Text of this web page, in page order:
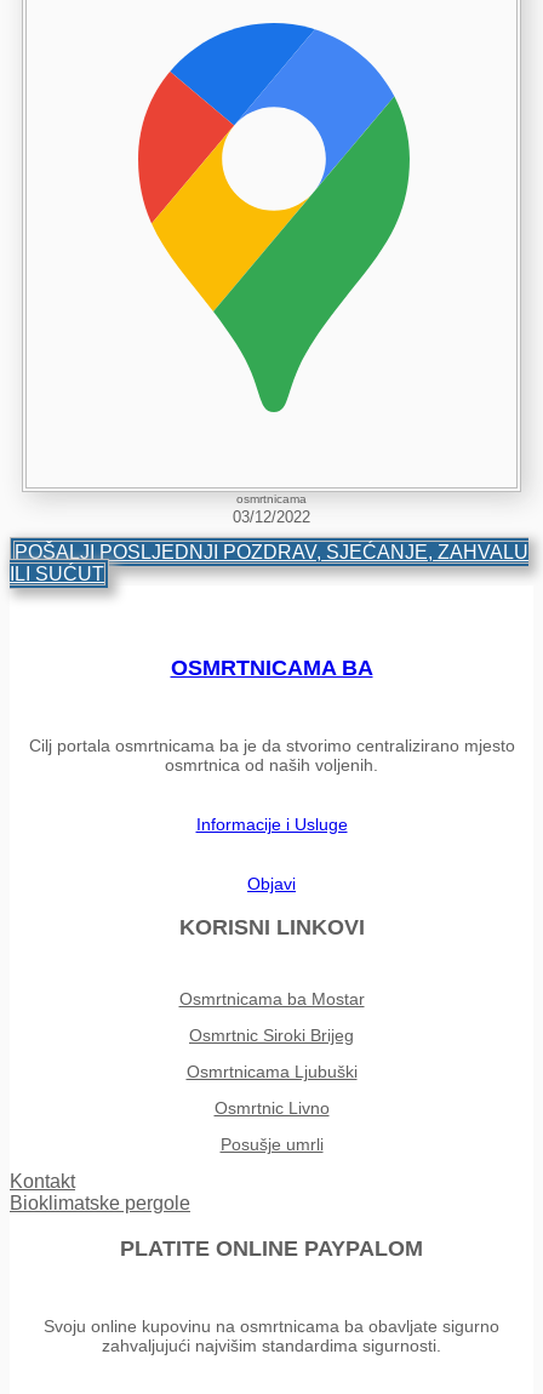
osmrtnicama
03/12/2022
POŠALJI POSLJEDNJI POZDRAV, SJEĆANJE, ZAHVALU
ILI SUĆUT
OSMRTNICAMA BA
Cilj portala osmrtnicama ba je da stvorimo centralizirano mjesto
osmrtnica od naših voljenih.
Informacije i Usluge
Objavi
KORISNI LINKOVI
Osmrtnicama ba Mostar
Osmrtnic Siroki Brijeg
Osmrtnicama Ljubuški
Osmrtnic Livno
Posušje umrli
Kontakt
Bioklimatske pergole
PLATITE ONLINE PAYPALOM
Svoju online kupovinu na osmrtnicama ba obavljate sigurno
zahvaljujući najvišim standardima sigurnosti.